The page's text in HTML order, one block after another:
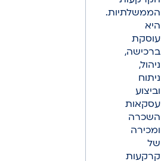
הממשלתיות.
היא
עוסקת
ברכישה,
ניהול,
ניתוח
וביצוע
עסקאות
השכרה
ומכירה
של
קרקעות